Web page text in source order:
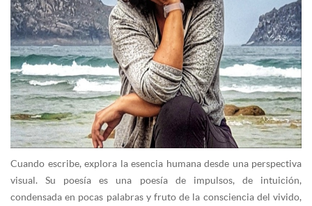
Cuando escribe, explora la esencia humana desde una perspectiva
visual. Su poesía es una poesía de impulsos, de intuición,
condensada en pocas palabras y fruto de la consciencia del vivido,